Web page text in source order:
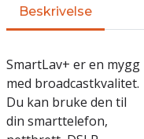
Beskrivelse
SmartLav+ er en mygg
med broadcastkvalitet.
Du kan bruke den til
din smarttelefon,